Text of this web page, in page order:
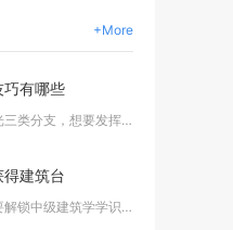
+More
巧有哪些
玄鹿魂环拥有鹿鸣、玄心、璃光三类分支，想要发挥全部价值，核心...
建筑台
黑暗与光明手游中的建筑台需要解锁中级建筑学学识第二阶段，集齐...